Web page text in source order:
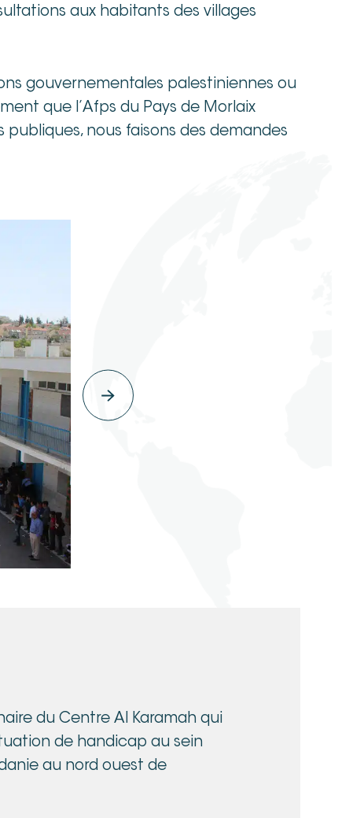
aux habitants des villages
gouvernementales palestiniennes ou
que l’Afps du Pays de Morlaix
nous faisons des demandes
du Centre Al Karamah qui
de handicap au sein
au nord ouest de